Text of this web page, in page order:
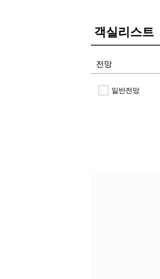
객실리스트
전망
일반전망